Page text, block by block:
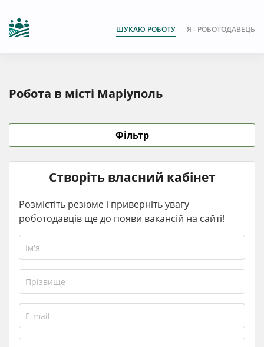
ШУКАЮ РОБОТУ Я - РОБОТОДАВЕЦЬ
Робота в місті Маріуполь
Фільтр
Створіть власний кабінет
Розмістіть резюме і приверніть увагу
роботодавців ще до появи вакансій на сайті!